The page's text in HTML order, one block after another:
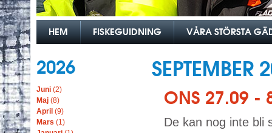
HEM FISKEGUIDNING VÅRA STÖRSTA
2026
Juni (2)
Maj (8)
April (9)
Mars (1)
SEPTEMBER
ONS 27.09 -
De kan nog inte bli